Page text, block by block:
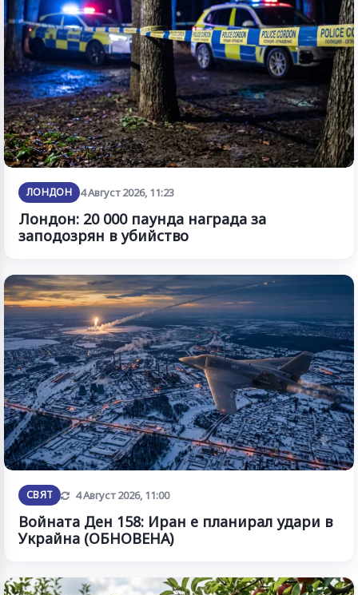
ЛОНДОН 4 Август 2026, 11:23
Лондон: 20 000 паунда награда за
заподозрян в убийство
СВЯТ Обновена
4 Август 2026, 11:00
Войната Ден 158: Иран е планирал удари в
Украйна (ОБНОВЕНА)